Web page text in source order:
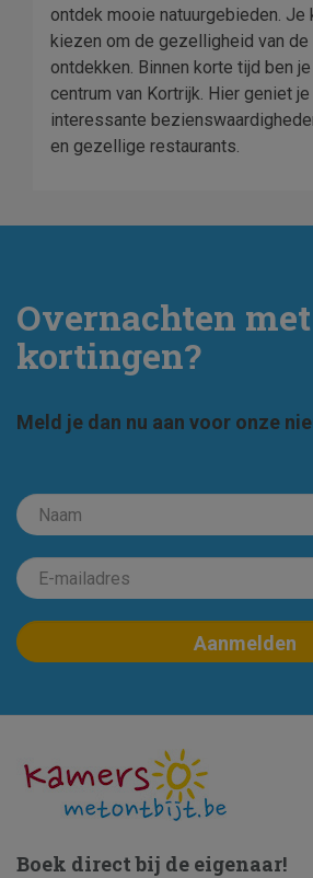
ontdek mooie natuurgebieden. Je
kiezen om de gezelligheid van de
ontdekken. Binnen korte tijd ben
centrum van Kortrijk. Hier geniet je
interessante
en gezellige restaurants.
Overnachten
kortingen?
Meld je dan nu aan voor onze
Boek direct bij de eigenaar!